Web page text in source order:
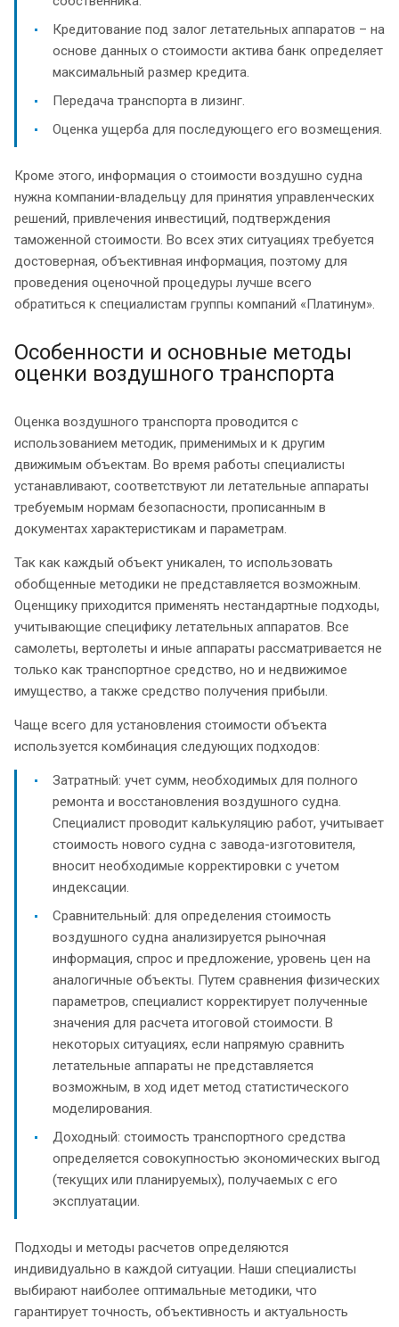
Кредитование под залог летательных аппаратов – на
основе данных о стоимости актива банк определяет
максимальный размер кредита.
Передача транспорта в лизинг.
Оценка ущерба для последующего его возмещения.
Кроме этого, информация о стоимости воздушно судна
нужна компании-владельцу для принятия управленческих
решений, привлечения инвестиций, подтверждения
таможенной стоимости. Во всех этих ситуациях требуется
достоверная, объективная информация, поэтому для
проведения оценочной процедуры лучше всего
обратиться к специалистам группы компаний «Платинум».
Особенности и основные методы
оценки воздушного транспорта
Оценка воздушного транспорта проводится с
использованием методик, применимых и к другим
движимым объектам. Во время работы специалисты
устанавливают, соответствуют ли летательные аппараты
требуемым нормам безопасности, прописанным в
документах характеристикам и параметрам.
Так как каждый объект уникален, то использовать
обобщенные методики не представляется возможным.
Оценщику приходится применять нестандартные подходы,
учитывающие специфику летательных аппаратов. Все
самолеты, вертолеты и иные аппараты рассматривается не
только как транспортное средство, но и недвижимое
имущество, а также средство получения прибыли.
Чаще всего для установления стоимости объекта
используется комбинация следующих подходов:
Затратный: учет сумм, необходимых для полного
ремонта и восстановления воздушного судна.
Специалист проводит калькуляцию работ, учитывает
стоимость нового судна с завода-изготовителя,
вносит необходимые корректировки с учетом
индексации.
Сравнительный: для определения стоимость
воздушного судна анализируется рыночная
информация, спрос и предложение, уровень цен на
аналогичные объекты. Путем сравнения физических
параметров, специалист корректирует полученные
значения для расчета итоговой стоимости. В
некоторых ситуациях, если напрямую сравнить
летательные аппараты не представляется
возможным, в ход идет метод статистического
моделирования.
Доходный: стоимость транспортного средства
определяется совокупностью экономических выгод
(текущих или планируемых), получаемых с его
эксплуатации.
Подходы и методы расчетов определяются
индивидуально в каждой ситуации. Наши специалисты
выбирают наиболее оптимальные методики, что
гарантирует точность, объективность и актуальность